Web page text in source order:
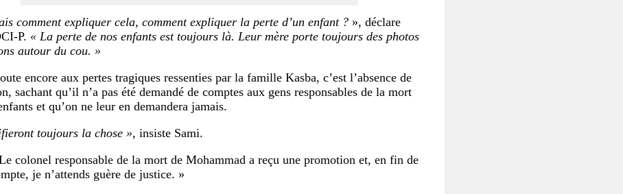
comment expliquer cela, comment expliquer la perte d’un enfant ? », déclare
P. « La perte de nos enfants est toujours là. Leur mère porte toujours des photos
autour du cou. »
encore aux pertes tragiques ressenties par la famille Kasba, c’est l’absence de
sachant qu’il n’a pas été demandé de comptes aux gens responsables de la mort
et qu’on ne leur en demandera jamais.
toujours la chose », insiste Sami.
colonel responsable de la mort de Mohammad a reçu une promotion et, en fin de
je n’attends guère de justice. »